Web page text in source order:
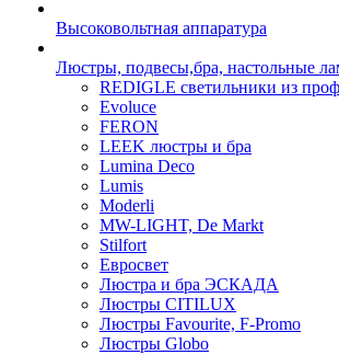
Высоковольтная аппаратура
Люстры, подвесы,бра, настольные
REDIGLE светильники из
Evoluce
FERON
LEEK люстры и бра
Lumina Deco
Lumis
Moderli
MW-LIGHT, De Markt
Stilfort
Евросвет
Люстра и бра ЭСКАДА
Люстры CITILUX
Люстры Favourite, F-Promo
Люстры Globo